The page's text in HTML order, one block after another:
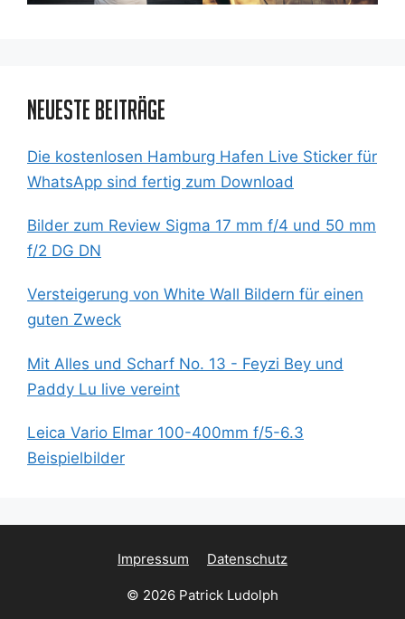
Neueste Beiträge
Die kostenlosen Hamburg Hafen Live Sticker für
WhatsApp sind fertig zum Download
Bilder zum Review Sigma 17 mm f/4 und 50 mm
f/2 DG DN
Versteigerung von White Wall Bildern für einen
guten Zweck
Mit Alles und Scharf No. 13 - Feyzi Bey und
Paddy Lu live vereint
Leica Vario Elmar 100-400mm f/5-6.3
Beispielbilder
Impressum Datenschutz
© 2026 Patrick Ludolph